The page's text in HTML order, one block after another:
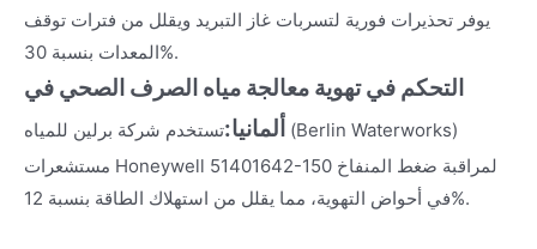
يوفر تحذيرات فورية لتسربات غاز التبريد ويقلل من فترات توقف
المعدات بنسبة 30%.
التحكم في تهوية معالجة مياه الصرف الصحي في
ألمانيا:تستخدم شركة برلين للمياه (Berlin Waterworks)
مستشعرات Honeywell 51401642-150 لمراقبة ضغط المنفاخ
في أحواض التهوية، مما يقلل من استهلاك الطاقة بنسبة 12%.